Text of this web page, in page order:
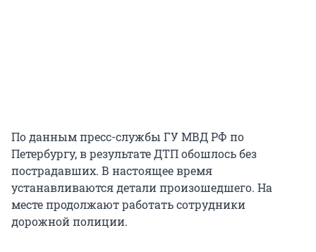
По данным пресс-службы ГУ МВД РФ по
Петербургу, в результате ДТП обошлось без
пострадавших. В настоящее время
устанавливаются детали произошедшего. На
месте продолжают работать сотрудники
дорожной полиции.